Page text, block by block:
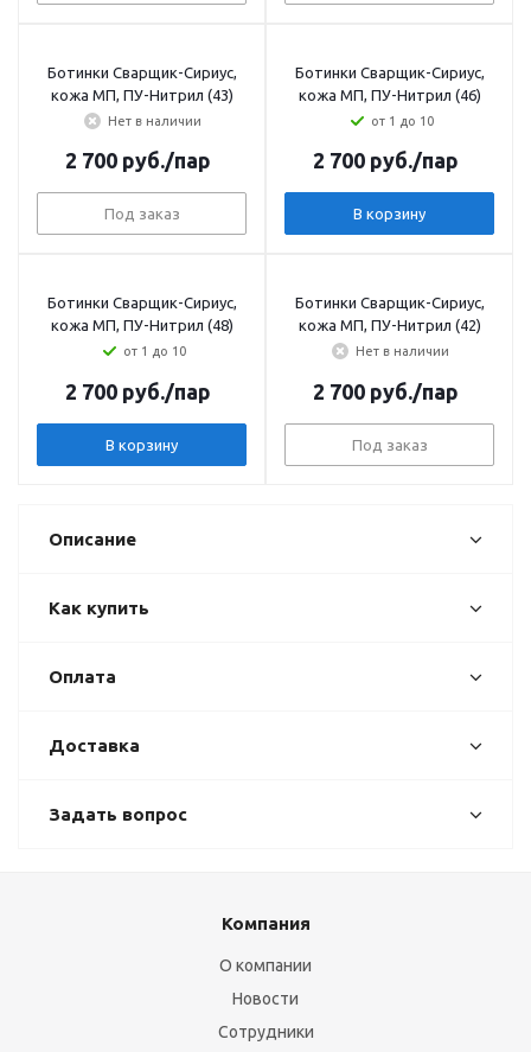
Ботинки Сварщик-Сириус,
кожа МП, ПУ-Нитрил (43)
Нет в наличии
2 700 руб./пар
Под заказ
Ботинки Сварщик-Сириус,
кожа МП, ПУ-Нитрил (46)
от 1 до 10
2 700 руб./пар
В корзину
Ботинки Сварщик-Сириус,
кожа МП, ПУ-Нитрил (48)
от 1 до 10
2 700 руб./пар
В корзину
Ботинки Сварщик-Сириус,
кожа МП, ПУ-Нитрил (42)
Нет в наличии
2 700 руб./пар
Под заказ
Описание
Как купить
Оплата
Доставка
Задать вопрос
Компания
О компании
Новости
Сотрудники